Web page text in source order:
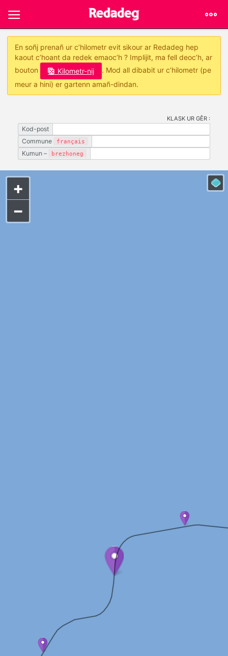
En soñj prenañ ur c’hilometr evit sikour ar Redadeg hep
kaout c’hoant da redek emaoc’h ? Implijit, ma fell deoc’h, ar
bouton
Kilometr-nij
. Mod all dibabit ur c’hilometr (pe
meur a hini) er gartenn amañ-dindan.
KLASK UR GÊR :
Kod-post
Commune
français
Kumun – brezhoneg
+
−